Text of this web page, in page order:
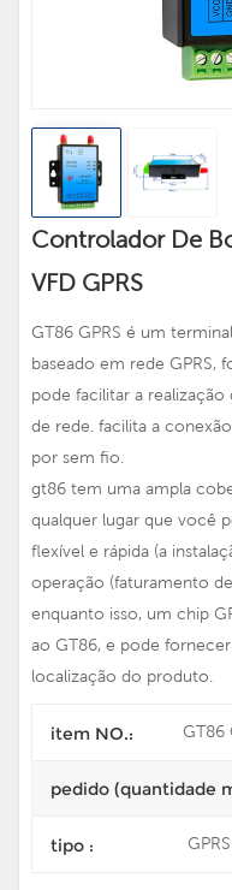
Controlador De
VFD GPRS
GT86 GPRS é um
baseado em rede GPRS,
pode facilitar a
de rede. facilita a
por sem fio.
gt86 tem uma ampla
qualquer lugar que você
flexível e rápida (a
operação (faturamento
enquanto isso, um chip
ao GT86, e pode
localização do produto.
item NO.: GT86
pedido (quantidade
tipo :